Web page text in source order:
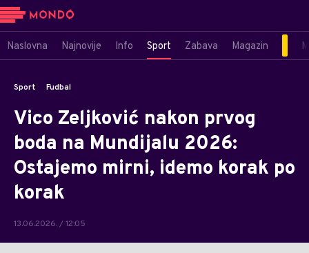
Naslovna Najnovije Info Sport Zabava Magazin
Sport Fudbal
Vico Zeljković nakon prvog
boda na Mundijalu 2026:
Ostajemo mirni, idemo korak po
korak
13.06.2026. / 12:05